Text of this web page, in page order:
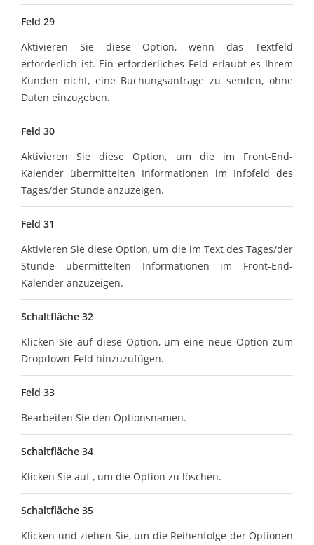
Feld 29
Aktivieren Sie diese Option, wenn das Textfeld
erforderlich ist. Ein erforderliches Feld erlaubt es Ihrem
Kunden nicht, eine Buchungsanfrage zu senden, ohne
Daten einzugeben.
Feld 30
Aktivieren Sie diese Option, um die im Front-End-
Kalender übermittelten Informationen im Infofeld des
Tages/der Stunde anzuzeigen.
Feld 31
Aktivieren Sie diese Option, um die im Text des Tages/der
Stunde übermittelten Informationen im Front-End-
Kalender anzuzeigen.
Schaltfläche 32
Klicken Sie auf diese Option, um eine neue Option zum
Dropdown-Feld hinzuzufügen.
Feld 33
Bearbeiten Sie den Optionsnamen.
Schaltfläche 34
Klicken Sie auf , um die Option zu löschen.
Schaltfläche 35
Klicken und ziehen Sie, um die Reihenfolge der Optionen